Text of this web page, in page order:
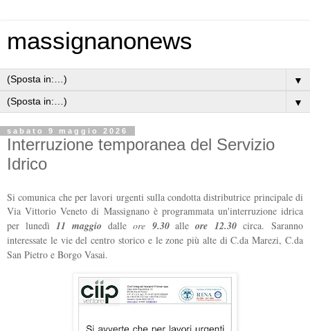
massignanonews
▼
▼
sabato 9 maggio 2026
Interruzione temporanea del Servizio
Idrico
Si comunica che per lavori urgenti sulla condotta distributrice principale di
Via Vittorio Veneto di Massignano è programmata un'interruzione idrica
per lunedì 11 maggio dalle ore 9.30alleore 12.30 circa.Saranno
interessate le vie del centro storico e le zone più alte di C.da Marezi, C.da
San Pietro e Borgo Vasai.